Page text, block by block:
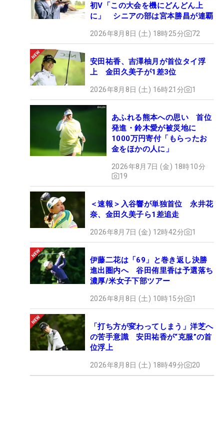
初V「この大会を機にどんどん上
に」 シニアの部は宮本勝昌が連覇
2026年8月8日 (土) 18時25分 72
安田祐香、吉澤柚月が首位タイ浮
上 金田久美子が1差3位
2026年8月8日 (土) 16時21分 1
あふれる熊本への思い 首位
発進・鈴木愛が被災地に
1000万円寄付「もらったお
金をほかの人に」
2026年8月7日 (金) 18時10分
19
＜速報＞入谷響が単独首位 永井花
奈、金田久美子ら1差追走
2026年8月7日 (金) 12時42分 1
伊藤二花は「69」と巻き返し決勝
進出圏内へ 谷田侑里香は予選落ち
濃厚/米女子下部ツアー
2026年8月8日 (土) 10時15分 1
「打ち方が変わってしまう」洋芝へ
の苦手意識 安田祐香が“克服”の首
位浮上
2026年8月8日 (土) 18時49分 20